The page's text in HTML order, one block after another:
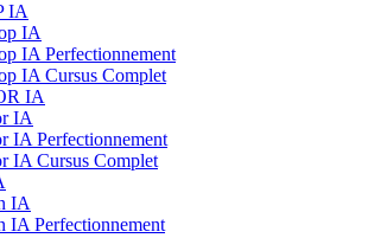
IA
IA
IA Perfectionnement
IA Cursus Complet
IA
IA
IA Perfectionnement
IA Cursus Complet
IA
IA Perfectionnement